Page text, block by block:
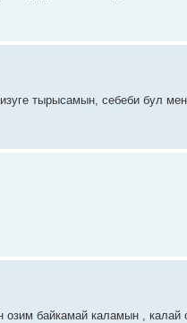
тырысамын, себеби бул
байкамай каламын , калай